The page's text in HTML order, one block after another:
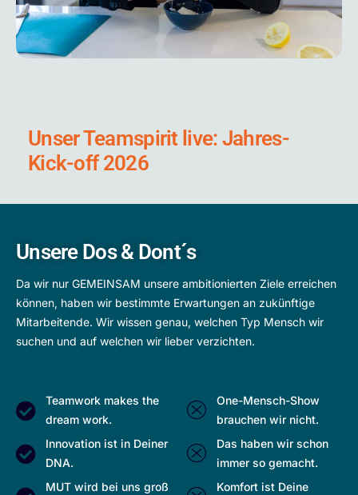
Unser Teamspirit live: Jahres-
Kick-off 2026
Unsere Dos & Dont´s
Da wir nur GEMEINSAM unsere ambitionierten Ziele erreichen
können, haben wir bestimmte Erwartungen an zukünftige
Mitarbeitende. Wir wissen genau, welchen Typ Mensch wir
suchen und auf welchen wir lieber verzichten.
Teamwork makes the
dream work.
Innovation ist in Deiner
DNA.
MUT wird bei uns groß
One-Mensch-Show
brauchen wir nicht.
Das haben wir schon
immer so gemacht.
Komfort ist Deine